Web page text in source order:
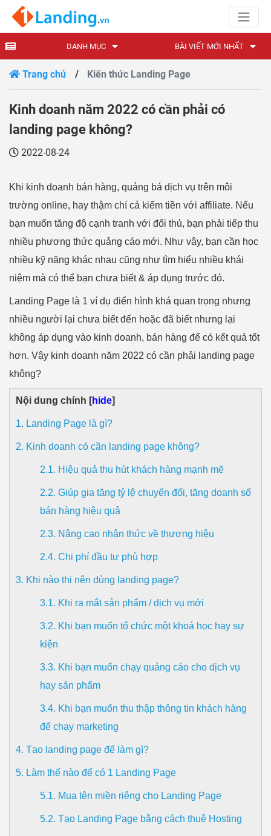
DANH MỤC BÀI VIẾT MỚI NHẤT
Trang chủ Kiến thức Landing Page
Kinh doanh năm 2022 có cần phải có
landing page không?
2022-08-24
Khi kinh doanh bán hàng, quảng bá dịch vụ trên môi
trường online, hay thậm chí cả kiếm tiền với affiliate. Nếu
bạn muốn tăng độ cạnh tranh với đối thủ, bạn phải tiếp thu
nhiều phương thức quảng cáo mới. Như vậy, bạn cần học
nhiều kỹ năng khác nhau cũng như tìm hiểu nhiều khái
niệm mà có thể bạn chưa biết & áp dụng trước đó.
Landing Page là 1 ví dụ điển hình khá quan trọng nhưng
nhiều người lại chưa biết đến hoặc đã biết nhưng lại
không áp dụng vào kinh doanh, bán hàng để có kết quả tốt
hơn. Vậy kinh doanh năm 2022 có cần phải landing page
không?
Nội dung chính [hide]
1. Landing Page là gì?
2. Kinh doanh có cần landing page không?
2.1. Hiệu quả thu hút khách hàng mạnh mẽ
2.2. Giúp gia tăng tỷ lệ chuyển đổi, tăng doanh số
bán hàng hiệu quả
2.3. Nâng cao nhận thức về thương hiệu
2.4. Chi phí đầu tư phù hợp
3. Khi nào thi nên dùng landing page?
3.1. Khi ra mắt sản phẩm / dịch vụ mới
3.2. Khi bạn muốn tổ chức một khoá học hay sự
kiện
3.3. Khi bạn muốn chạy quảng cáo cho dịch vụ
hay sản phẩm
3.4. Khi bạn muốn thu thập thông tin khách hàng
để chạy marketing
4. Tạo landing page để làm gì?
5. Làm thế nào để có 1 Landing Page
5.1. Mua tên miền riêng cho Landing Page
5.2. Tạo Landing Page bằng cách thuê Hosting